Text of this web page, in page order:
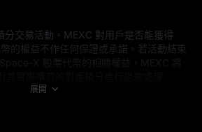
分交易活動。MEXC 對用戶是否能獲得
的權益不作任何保證或承諾。若活動結束
X 股票代幣的相關權益，MEXC 將
*居民或任何受限制國家和地區的居民開
展開